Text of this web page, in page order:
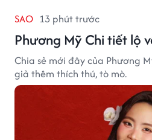
SAO 13 phút trước
Phương Mỹ Chi tiết lộ
Chia sẻ mới đây của Phương
giả thêm thích thú, tò mò.